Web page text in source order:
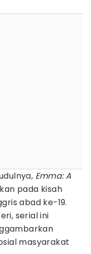
Emma: A
pada kisah
abad ke-19.
serial ini
masyarakat